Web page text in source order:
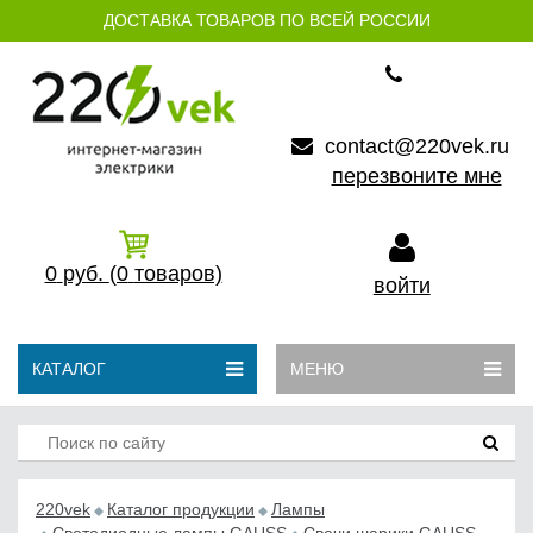
ДОСТАВКА ТОВАРОВ ПО ВСЕЙ РОССИИ
contact@220vek.ru
перезвоните мне
0 руб. (0 товаров) войти
КАТАЛОГ МЕНЮ
220vek Каталог продукции
Лампы